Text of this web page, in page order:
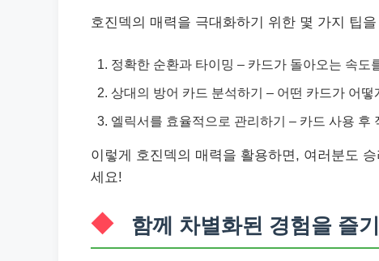
호진덱의 매력을 극대화하기 위한 몇 가지 팁
정확한 순환과 타이밍 – 카드가 돌아오는 속도
상대의 방어 카드 분석하기 – 어떤 카드가 어
엘릭서를 효율적으로 관리하기 – 카드 사용 후
이렇게 호진덱의 매력을 활용하면, 여러분도
세요!
함께 차별화된 경험을 즐